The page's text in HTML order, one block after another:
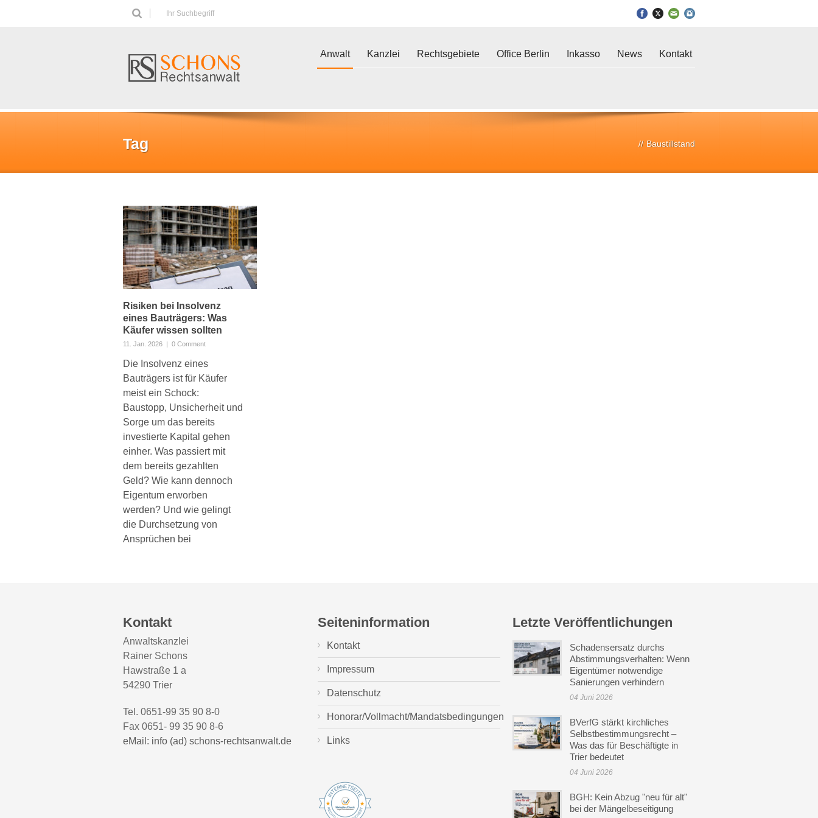
Ihr Suchbegriff
Anwalt Kanzlei Rechtsgebiete Office Berlin Inkasso News Kontakt
Tag // Baustillstand
Risiken bei Insolvenz
eines Bauträgers: Was
Käufer wissen sollten
11. Jan. 2026 | 0 Comment
Die Insolvenz eines
Bauträgers ist für Käufer
meist ein Schock:
Baustopp, Unsicherheit und
Sorge um das bereits
investierte Kapital gehen
einher. Was passiert mit
dem bereits gezahlten
Geld? Wie kann dennoch
Eigentum erworben
werden? Und wie gelingt
die Durchsetzung von
Ansprüchen bei
Kontakt
Anwaltskanzlei
Rainer Schons
Hawstraße 1 a
54290 Trier
Tel. 0651-99 35 90 8-0
Fax 0651- 99 35 90 8-6
eMail: info (ad) schons-rechtsanwalt.de
Seiteninformation
Kontakt
Impressum
Datenschutz
Honorar/Vollmacht/Mandatsbedingungen
Links
Letzte Veröffentlichungen
Schadensersatz durchs
Abstimmungsverhalten: Wenn
Eigentümer notwendige
Sanierungen verhindern
04 Juni 2026
BVerfG stärkt kirchliches
Selbstbestimmungsrecht –
Was das für Beschäftigte in
Trier bedeutet
04 Juni 2026
BGH: Kein Abzug "neu für alt"
bei der Mängelbeseitigung